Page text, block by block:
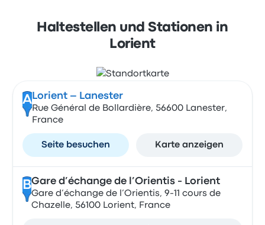
Haltestellen und Stationen in
Lorient
A Lorient – Lanester
Rue Général de Bollardière, 56600 Lanester,
France
Seite besuchen Karte anzeigen
BGare d’échange de l’Orientis - Lorient
Gare d’échange de l’Orientis, 9-11 cours de
Chazelle, 56100 Lorient, France